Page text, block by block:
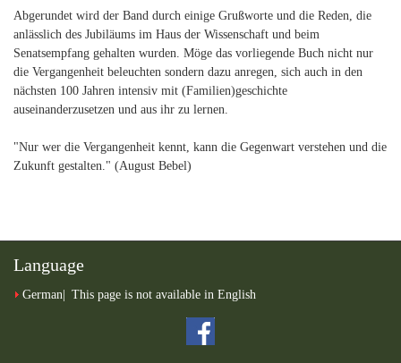
Abgerundet wird der Band durch einige Grußworte und die Reden, die
anlässlich des Jubiläums im Haus der Wissenschaft und beim
Senatsempfang gehalten wurden. Möge das vorliegende Buch nicht nur
die Vergangenheit beleuchten sondern dazu anregen, sich auch in den
nächsten 100 Jahren intensiv mit (Familien)geschichte
auseinanderzusetzen und aus ihr zu lernen.
"Nur wer die Vergangenheit kennt, kann die Gegenwart verstehen und die
Zukunft gestalten." (August Bebel)
Language
German This page is not available in English